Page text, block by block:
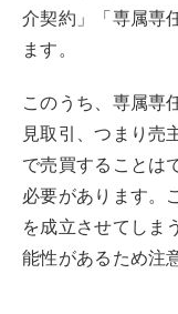
介契約」「専属専
ます。
このうち、専属専
見取引、つまり売
で売買することは
必要があります。
を成立させてしま
能性があるため注